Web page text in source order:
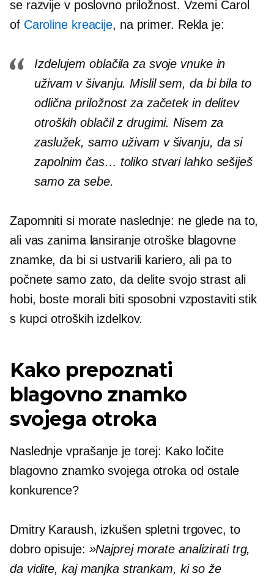
se razvije v poslovno priložnost. Vzemi Carol
of Caroline kreacije, na primer. Rekla je:
Izdelujem oblačila za svoje vnuke in
uživam v šivanju. Mislil sem, da bi bila to
odlična priložnost za začetek in delitev
otroških oblačil z drugimi. Nisem za
zaslužek, samo uživam v šivanju, da si
zapolnim čas… toliko stvari lahko sešiješ
samo za sebe.
Zapomniti si morate naslednje: ne glede na to,
ali vas zanima lansiranje otroške blagovne
znamke, da bi si ustvarili kariero, ali pa to
počnete samo zato, da delite svojo strast ali
hobi, boste morali biti sposobni vzpostaviti stik
s kupci otroških izdelkov.
Kako prepoznati
blagovno znamko
svojega otroka
Naslednje vprašanje je torej: Kako ločite
blagovno znamko svojega otroka od ostale
konkurence?
Dmitry Karaush, izkušen spletni trgovec, to
dobro opisuje: »Najprej morate analizirati trg,
da vidite, kaj manjka strankam, ki so že